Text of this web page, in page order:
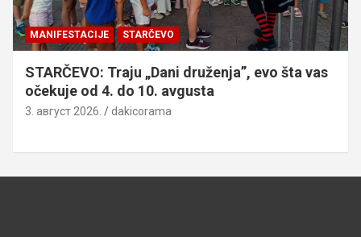
MANIFESTACIJE STARČEVO
STARČEVO: Traju „Dani druženja”, evo šta vas
očekuje od 4. do 10. avgusta
3. август 2026. dakicorama